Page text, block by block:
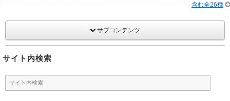
含む全26種
サブコンテンツ
サイト内検索